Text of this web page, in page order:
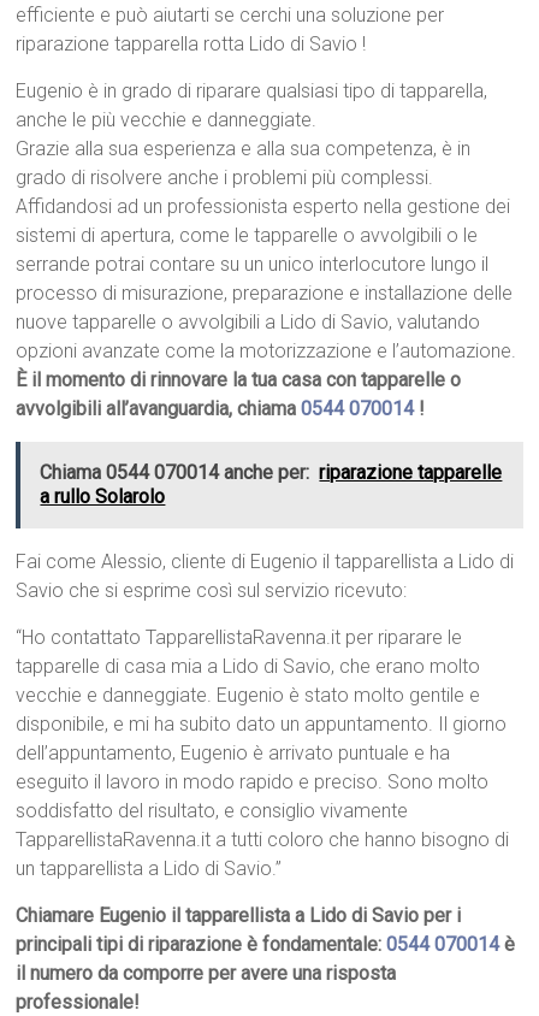
efficiente e può aiutarti se cerchi una soluzione per
riparazione tapparella rotta Lido di Savio !
Eugenio è in grado di riparare qualsiasi tipo di tapparella,
anche le più vecchie e danneggiate.
Grazie alla sua esperienza e alla sua competenza, è in
grado di risolvere anche i problemi più complessi.
Affidandosi ad un professionista esperto nella gestione dei
sistemi di apertura, come le tapparelle o avvolgibili o le
serrande potrai contare su un unico interlocutore lungo il
processo di misurazione, preparazione e installazione delle
nuove tapparelle o avvolgibili a Lido di Savio, valutando
opzioni avanzate come la motorizzazione e l’automazione.
È il momento di rinnovare la tua casa con tapparelle o
avvolgibili all’avanguardia, chiama0544 070014!
Chiama 0544 070014 anche per: riparazione tapparelle
a rullo Solarolo
Fai come Alessio, cliente di Eugenio il tapparellista a Lido di
Savio che si esprime così sul servizio ricevuto:
“Ho contattato TapparellistaRavenna.it per riparare le
tapparelle di casa mia a Lido di Savio, che erano molto
vecchie e danneggiate. Eugenio è stato molto gentile e
disponibile, e mi ha subito dato un appuntamento. Il giorno
dell’appuntamento, Eugenio è arrivato puntuale e ha
eseguito il lavoro in modo rapido e preciso. Sono molto
soddisfatto del risultato, e consiglio vivamente
TapparellistaRavenna.it a tutti coloro che hanno bisogno di
un tapparellista a Lido di Savio.”
Chiamare Eugenio il tapparellista a Lido di Savio per i
principali tipi di riparazione è fondamentale:0544 070014è
il numero da comporre per avere una risposta
professionale!